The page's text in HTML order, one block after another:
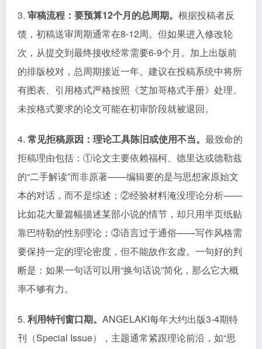
3. 审稿流程：要预算12个月的总周期。 根据投稿者反
馈，初稿送审周期通常在8-12周。但如果进入修改轮
次，从提交到最终接收经常需要6-9个月。加上出版前
的排版校对，总周期接近一年。建议在投稿系统中将所
有图表、引用格式严格按照《芝加哥格式手册》处理。
未按格式要求的论文可能在初审阶段就被退回。
4. 常见拒稿原因：理论工具陈旧或使用不当。 最致命的
拒稿理由包括：①论文主要依赖福柯、德里达或德勒兹
的“二手解读”而非原著——编辑要的是与思想家原始文
本的对话，而不是综述；②经验材料淹没理论分析——
比如花大量篇幅描述某部小说的情节，却只用半页纸贴
靠巴特勒的性别理论；③语言过于通俗——写作风格需
要保持一定的理论密度，但不能故作玄虚。一句好的判
断是：如果一句话可以用“换句话说”简化，那么它大概
率不够有力。
5. 利用特刊窗口期。 ANGELAKI每年大约出版3-4期特
刊（Special Issue），主题通常紧跟理论前沿，如“思